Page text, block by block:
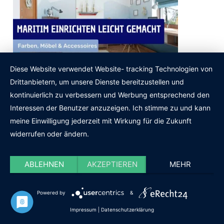
Maritim einrichten leicht gemacht:
Farben, Möbel & Accessoires
Diese Website verwendet Website- tracking Technologien von
Drittanbietern, um unsere Dienste bereitzustellen und
kontinuierlich zu verbessern und Werbung entsprechend den
Interessen der Benutzer anzuzeigen. Ich stimme zu und kann
meine Einwilligung jederzeit mit Wirkung für die Zukunft
widerrufen oder ändern.
ABLEHNEN AKZEPTIEREN MEHR
Powered by &
Impressum Datenschutzerklärung